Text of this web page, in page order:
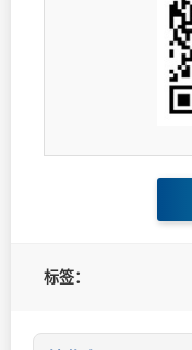
标签：